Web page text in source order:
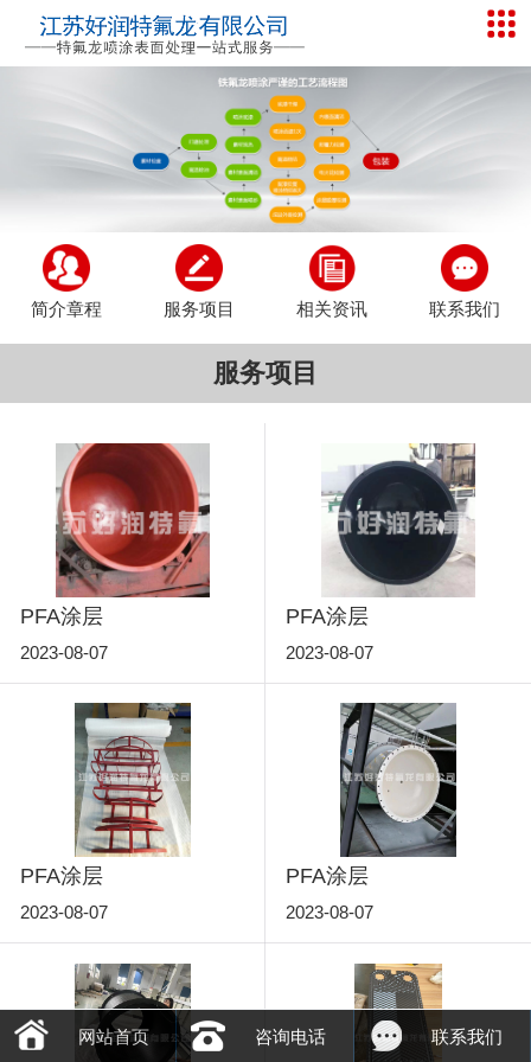
简介章程 服务项目 相关资讯 联系我们
服务项目
PFA涂层
2023-08-07
PFA涂层
2023-08-07
PFA涂层
2023-08-07
PFA涂层
2023-08-07
网站首页 咨询电话 联系我们